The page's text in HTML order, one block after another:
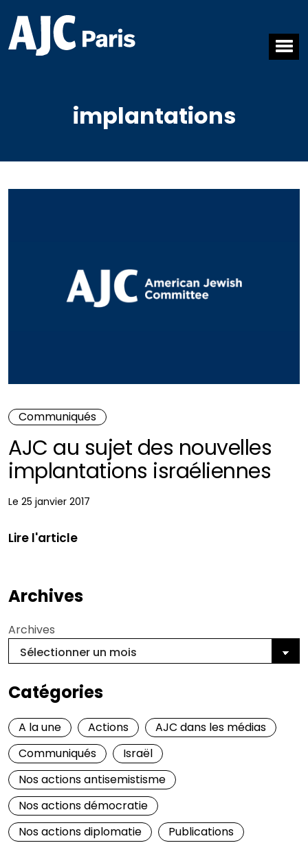
implantations
Communiqués
AJC au sujet des nouvelles
implantations israéliennes
Le 25 janvier 2017
Lire l'article
Archives
Archives
Catégories
A la une Actions
AJC dans les médias
Communiqués
Israël
Nos actions antisemistisme
Nos actions démocratie
Nos actions diplomatie
Publications